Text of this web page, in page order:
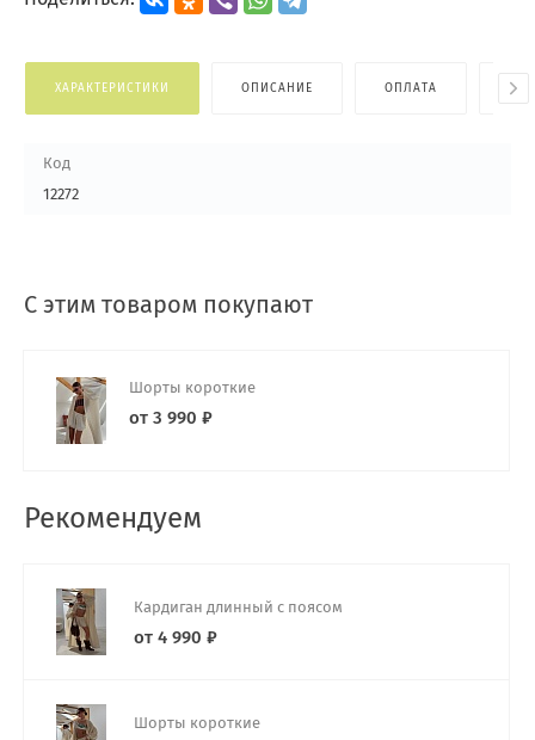
ХАРАКТЕРИСТИКИ ОПИСАНИЕ ОПЛАТА
Код
12272
С этим товаром покупают
Шорты короткие
от 3 990 ₽
Рекомендуем
Кардиган длинный с поясом
от 4 990 ₽
Шорты короткие